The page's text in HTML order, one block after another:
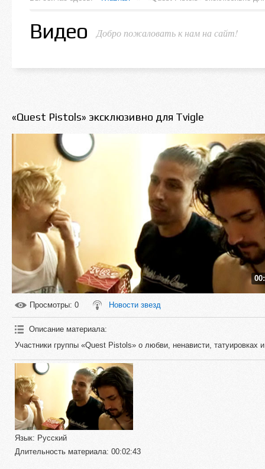
Видео Добро пожаловать к нам на сайт!
«Quest Pistols» эксклюзивно для Tvigle
Просмотры: 0 Новости звезд
Описание материала:
Участники группы «Quest Pistols» о любви, ненависти, татуировках
Язык: Русский
Длительность материала: 00:02:43